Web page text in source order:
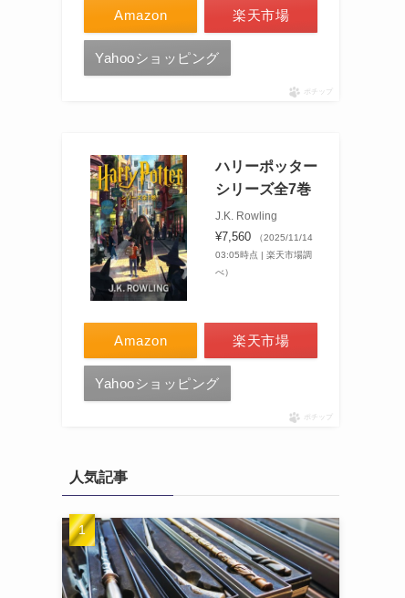
Amazon 楽天市場
Yahooショッピング
ポチップ
ハリーポッター
シリーズ全7巻
J.K. Rowling
¥7,560
（2025/11/14
03:05時点 | 楽天市場調
べ）
Amazon 楽天市場
Yahooショッピング
ポチップ
人気記事